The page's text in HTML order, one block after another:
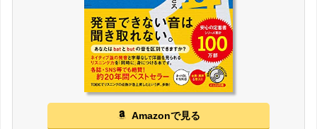
Amazonで見る